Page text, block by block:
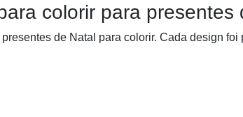
colorir para presentes
de Natal para colorir. Cada design